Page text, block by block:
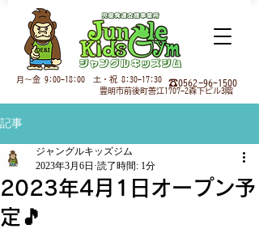
☎0562-96-1500
月 ～金 9:00-18:00 土・祝 8:30-17:30
豊明市前後町善江1707-2森下ビル3階
記事
2023年4月1日オープン予
定🎵
ジャングルキッズジム
2023年3月6日 読了時間: 1分